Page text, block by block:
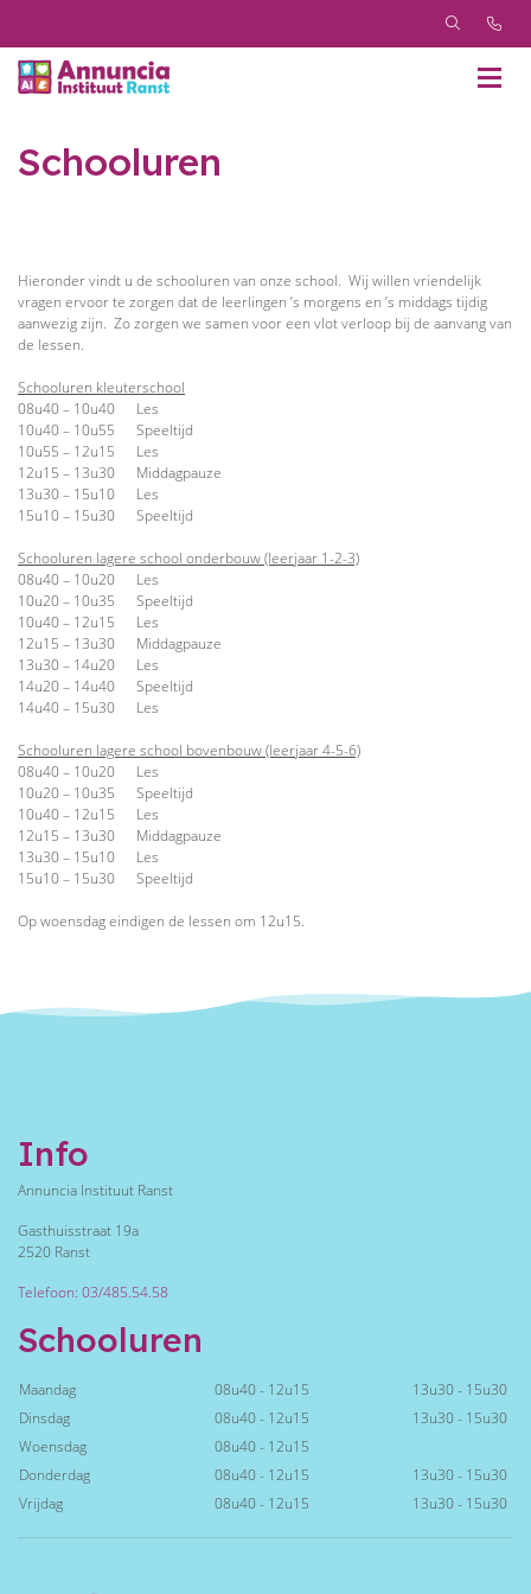
Schooluren
Hieronder vindt u de schooluren van onze school. Wij willen vriendelijk
vragen ervoor te zorgen dat de leerlingen ’s morgens en ’s middags tijdig
aanwezig zijn. Zo zorgen we samen voor een vlot verloop bij de aanvang van
de lessen.
Schooluren kleuterschool
08u40 – 10u40 Les
10u40 – 10u55 Speeltijd
10u55 – 12u15 Les
12u15 – 13u30 Middagpauze
13u30 – 15u10 Les
15u10 – 15u30 Speeltijd
Schooluren lagere school onderbouw (leerjaar 1-2-3)
08u40 – 10u20 Les
10u20 – 10u35 Speeltijd
10u40 – 12u15 Les
12u15 – 13u30 Middagpauze
13u30 – 14u20 Les
14u20 – 14u40 Speeltijd
14u40 – 15u30 Les
Schooluren lagere school bovenbouw (leerjaar 4-5-6)
08u40 – 10u20 Les
10u20 – 10u35 Speeltijd
10u40 – 12u15 Les
12u15 – 13u30 Middagpauze
13u30 – 15u10 Les
15u10 – 15u30 Speeltijd
Op woensdag eindigen de lessen om 12u15.
Info
Annuncia Instituut Ranst
Gasthuisstraat 19a
2520 Ranst
Telefoon: 03/485.54.58
Schooluren
Maandag 08u40 - 12u15
13u30 - 15u30
Dinsdag
08u40 - 12u15
13u30 - 15u30
Woensdag
08u40 - 12u15
Donderdag
08u40 - 12u15
13u30 - 15u30
Vrijdag
08u40 - 12u15 13u30 - 15u30